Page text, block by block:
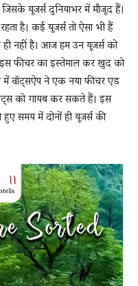
यूजर्स दुनियाभर में मौजूद हैं।
है। कई यूजर्स तो ऐसा भी हैं
नहीं है। आज हम उन यूजर्स को
फीचर का इस्तेमाल कर खुद को
वॉट्सऐप ने एक नया फीचर एड
को गायब कर सकते हैं। इस
समय में दोनों ही यूजर्स की